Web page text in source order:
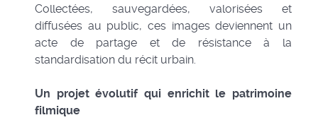
Collectées, sauvegardées, valorisées et
diffusées au public, ces images deviennent un
acte de partage et de résistance à la
standardisation du récit urbain.
Un projet évolutif qui enrichit le patrimoine
filmique